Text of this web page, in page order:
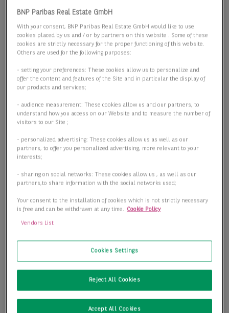
Preis Preis auf Anfrage
Sofort Verfügbar : Hochwertiger Logistikneubau nahe der
BNP Paribas Real Estate GmbH
With your consent, BNP Paribas Real Estate GmbH would like to use
cookies placed by us and / or by partners on this website . Some of these
cookies are strictly necessary for the proper functioning of this website.
Others are used for the following purposes:
- setting your preferences: These cookies allow us to personalize and
offer the content and features of the Site and in particular the display of
our products and services;
- audience measurement: These cookies allow us and our partners, to
understand how you access on our Website and to measure the number of
visitors to our Site ;
- personalized advertising: These cookies allow us as well as our
partners, to offer you personalized advertising, more relevant to your
interests;
- sharing on social networks: These cookies allow us , as well as our
partners,to share information with the social networks used;
Your consent to the installation of cookies which is not strictly necessary
is free and can be withdrawn at any time. Cookie Policy
Vendors List
Cookies Settings
Reject All Cookies
Accept All Cookies